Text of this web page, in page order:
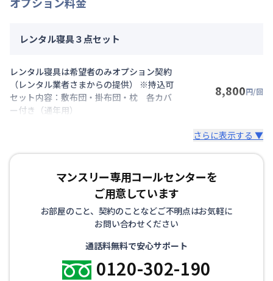
レンタル寝具３点セット
レンタル寝具は希望者のみオプション契約
（レンタル業者さまからの提供） ※持込可
セット内容：敷布団・掛布団・枕 各カバ
ー付き（通年用）
8,800円/回
さらに表示する ▼
マンスリー専用コールセンターを
ご用意しています
お部屋のこと、契約のことなどご不明点はお気軽に
お問い合わせください
通話料無料で安心サポート
0120-302-190